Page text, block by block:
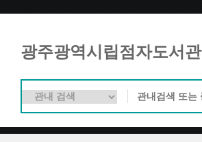
광주광역시립점자도서관